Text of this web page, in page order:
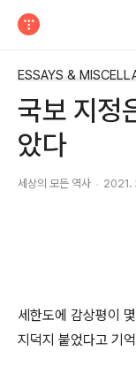
ESSAYS &
국보 지정
았다
세상의 모든 역사 2021.
세한도에 감상평이
지덕지 붙었다고 기